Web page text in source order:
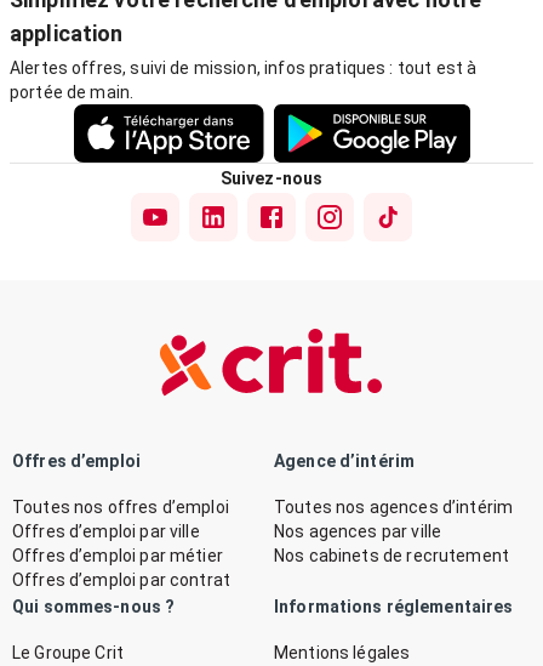
application
Alertes offres, suivi de mission, infos pratiques : tout est à
portée de main.
Suivez-nous
Offres d’emploi
Toutes nos offres d’emploi
Offres d’emploi par ville
Offres d’emploi par métier
Offres d’emploi par contrat
Agence d’intérim
Toutes nos agences d’intérim
Nos agences par ville
Nos cabinets de recrutement
Qui sommes-nous ?
Le Groupe Crit
Informations réglementaires
Mentions légales